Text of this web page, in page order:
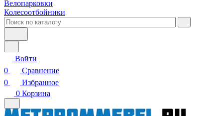
Велопарковки
Колесоотбойники
Войти
0
Сравнение
0
Избранное
0 Корзина